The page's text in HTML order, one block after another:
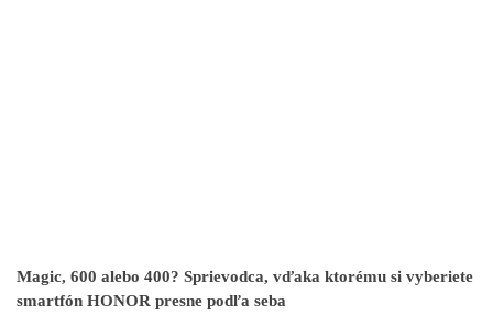
Magic, 600 alebo 400? Sprievodca, vďaka ktorému si vyberiete
smartfón HONOR presne podľa seba